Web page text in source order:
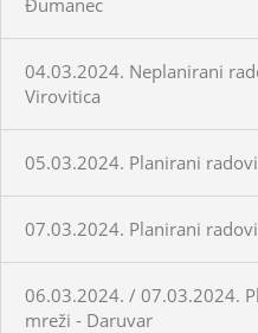
04.03.2024. Neplanirani
Virovitica
05.03.2024. Planirani
07.03.2024. Planirani
06.03.2024. / 07.03.2024.
mreži - Daruvar